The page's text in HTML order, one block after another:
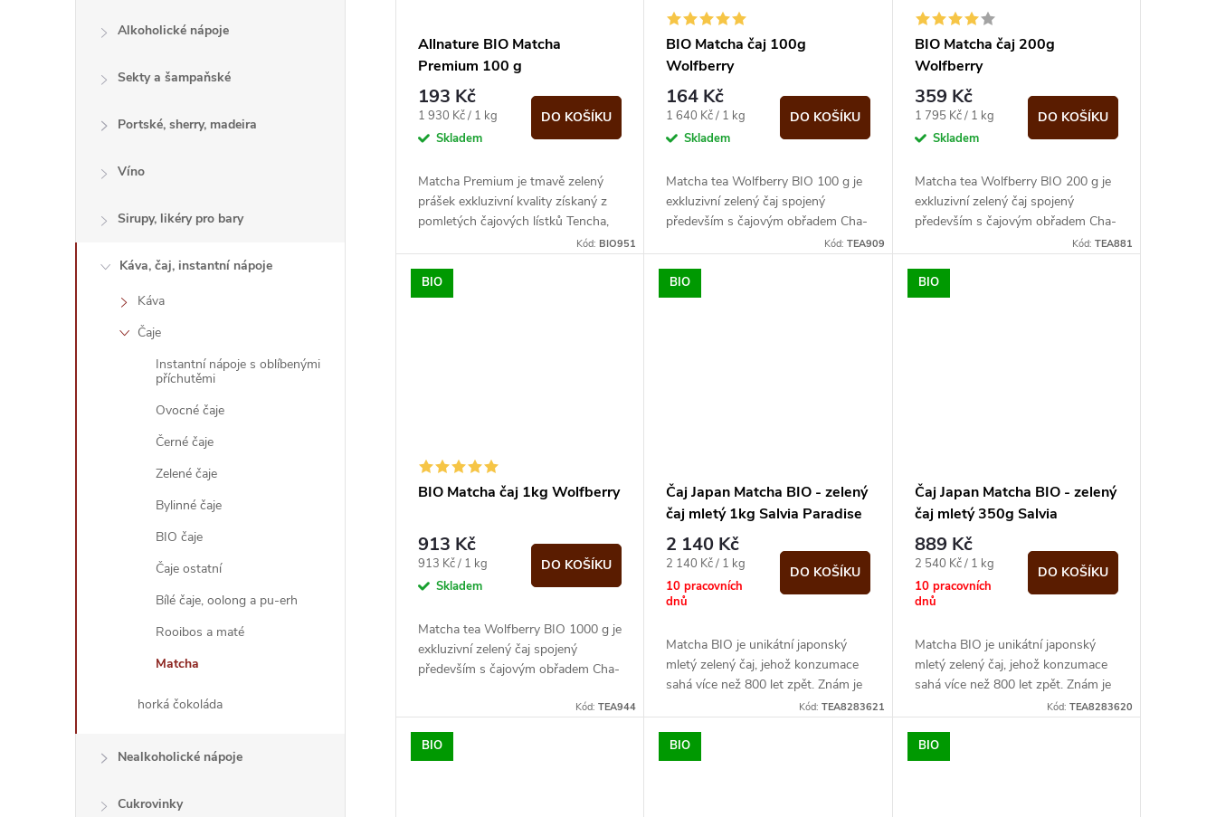
Alkoholické nápoje
Sekty a šampaňské
Portské, sherry, madeira
Víno
Sirupy, likéry pro bary
Káva, čaj, instantní nápoje
Káva
Čaje
Instantní nápoje s oblíbenými
příchutěmi
Ovocné čaje
Černé čaje
Zelené čaje
Bylinné čaje
BIO čaje
Čaje ostatní
Bílé čaje, oolong a pu-erh
Rooibos a maté
Matcha
horká čokoláda
Nealkoholické nápoje
Cukrovinky
t
ů
k
Allnature BIO Matcha
Premium 100 g
193 Kč
Měrná
cena:
1 930 Kč / 1 kg
Skladem
DO KOŠÍKU
Matcha Premium je tmavě zelený
prášek exkluzivní kvality získaný z
pomletých čajových lístků Tencha,
ze kterého se připravuje při čajovém
Kód:BIO951
BIO Matcha čaj 100g
Wolfberry
164 Kč
Měrná
cena:
1 640 Kč / 1 kg
Skladem
DO KOŠÍKU
Matcha tea Wolfberry BIO 100 g je
exkluzivní zelený čaj spojený
především s čajovým obřadem Cha-
no-yu. Velmi kvalitní, tmavě zelený
Kód: TEA909
BIO Matcha čaj 200g
Wolfberry
359 Kč
Měrná
cena:
1 795 Kč / 1 kg
Skladem
DO KOŠÍKU
Matcha tea Wolfberry BIO 200 g je
exkluzivní zelený čaj spojený
především s čajovým obřadem Cha-
no-yu. Velmi kvalitní, tmavě zelený
Kód: TEA881
BIO
BIO Matcha čaj 1kg Wolfberry
913 Kč
Měrná
cena:
913 Kč / 1 kg
Skladem
DO KOŠÍKU
Matcha tea Wolfberry BIO 1000 g je
exkluzivní zelený čaj spojený
především s čajovým obřadem Cha-
Kód:TEA944
BIO
Čaj Japan Matcha BIO - zelený
čaj mletý 1kg Salvia Paradise
2 140 Kč
Měrná
cena:
2 140 Kč / 1 kg
10 pracovních
dnů
DO KOŠÍKU
Matcha BIO je unikátní japonský
mletý zelený čaj, jehož konzumace
sahá více než 800 let zpět. Znám je
také pod názvem nefritová pěna.
Kód: TEA8283621
BIO
Čaj Japan Matcha BIO - zelený
čaj mletý 350g Salvia
Paradise
889 Kč
Měrná
cena:
2 540 Kč / 1 kg
10 pracovních
dnů
DO KOŠÍKU
Matcha BIO je unikátní japonský
mletý zelený čaj, jehož konzumace
sahá více než 800 let zpět. Znám je
také pod názvem nefritová pěna.
Kód: TEA8283620
BIO BIO BIO